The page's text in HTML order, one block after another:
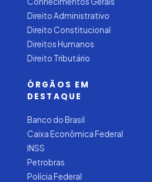
Direito Administrativo
Direito Constitucional
Direitos Humanos
Direito Tributário
ÓRGÃOS EM
DESTAQUE
Banco do Brasil
Caixa Econômica Federal
INSS
Petrobras
Polícia Federal